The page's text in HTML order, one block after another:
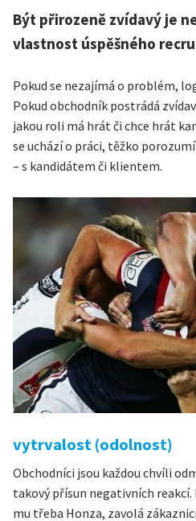
Být přirozeně zvídavý je
vlastnost úspěšného
Pokud se nezajímá o problém,
Pokud obchodník postrádá
jakou roli má hrát či chce hrát
se uchází o práci, těžko
– s kandidátem či klientem.
vytrvalost (odolnost)
Obchodníci jsou každou chvíli
takový přísun negativních
mu třeba Honza, zavolá